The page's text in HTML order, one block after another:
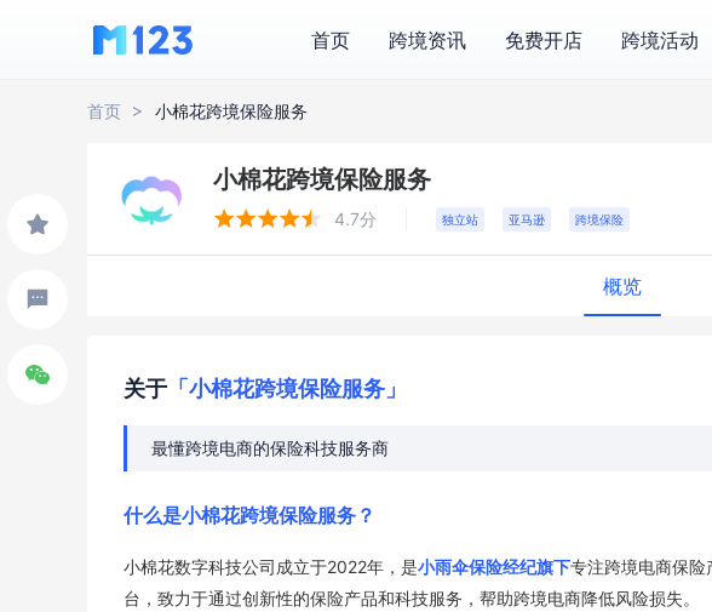
首页 跨境资讯 免费开店 跨境活动
首页 小棉花跨境保险服务
小棉花跨境保险服务
 4.7分 独立站 亚马逊 跨境保险
概览
关于 「小棉花跨境保险服务」
最懂跨境电商的保险科技服务商
什么是小棉花跨境保险服务？
小棉花数字科技公司成立于2022年，是小雨伞保险经纪旗下专注跨境电商保
台，致力于通过创新性的保险产品和科技服务，帮助跨境电商降低风险损失。